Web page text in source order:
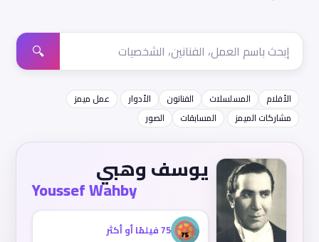
🔍
الأفلام المسلسلات الفنانون الأدوار
عمل ميمز
مشاركات الميمز
المسابقات الصور
يوسف وهبي
Youssef Wahby
75 فيلمًا أو أكثر